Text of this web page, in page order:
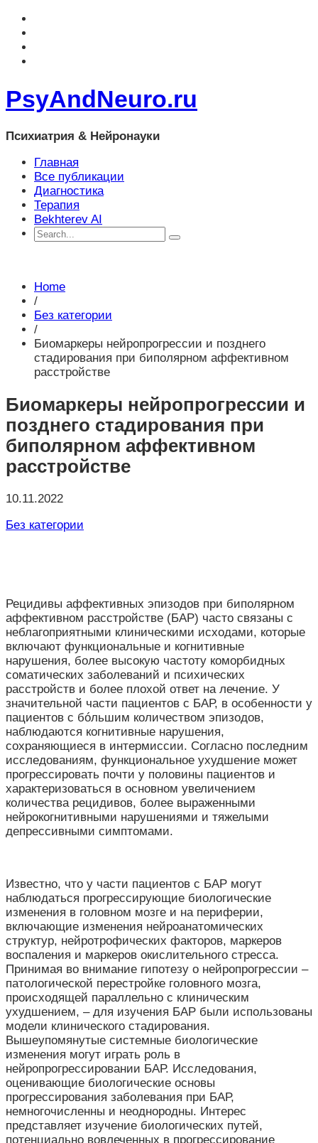
PsyAndNeuro.ru
Психиатрия & Нейронауки
Главная
Все публикации
Диагностика
Терапия
Bekhterev AI
Home
/
Без категории
/
Биомаркеры нейропрогрессии и позднего
стадирования при биполярном аффективном
расстройстве
Биомаркеры нейропрогрессии и
позднего стадирования при
биполярном аффективном
расстройстве
10.11.2022
Без категории
Рецидивы аффективных эпизодов при биполярном
аффективном расстройстве (БАР) часто связаны с
неблагоприятными клиническими исходами, которые
включают функциональные и когнитивные
нарушения, более высокую частоту коморбидных
соматических заболеваний и психических
расстройств и более плохой ответ на лечение. У
значительной части пациентов с БАР, в особенности у
пациентов с бóльшим количеством эпизодов,
наблюдаются когнитивные нарушения,
сохраняющиеся в интермиссии. Согласно последним
исследованиям, функциональное ухудшение может
прогрессировать почти у половины пациентов и
характеризоваться в основном увеличением
количества рецидивов, более выраженными
нейрокогнитивными нарушениями и тяжелыми
депрессивными симптомами.
Известно, что у части пациентов с БАР могут
наблюдаться прогрессирующие биологические
изменения в головном мозге и на периферии,
включающие изменения нейроанатомических
структур, нейротрофических факторов, маркеров
воспаления и маркеров окислительного стресса.
Принимая во внимание гипотезу о нейропрогрессии –
патологической перестройке головного мозга,
происходящей параллельно с клиническим
ухудшением, – для изучения БАР были использованы
модели клинического стадирования.
Вышеупомянутые системные биологические
изменения могут играть роль в
нейропрогрессировании БАР. Исследования,
оценивающие биологические основы
прогрессирования заболевания при БАР,
немногочисленны и неоднородны. Интерес
представляет изучение биологических путей,
потенциально вовлеченных в прогрессирование